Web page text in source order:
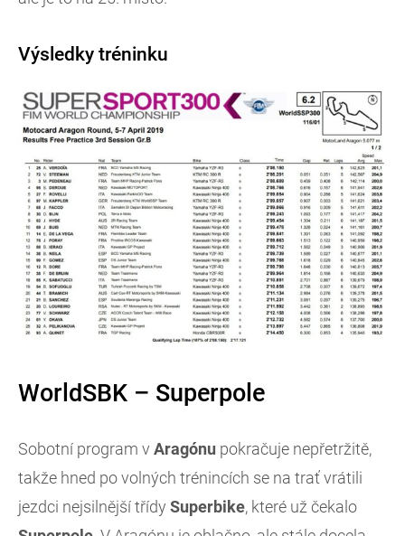
Výsledky tréninku
WorldSBK – Superpole
Sobotní program v Aragónu pokračuje nepřetržitě,
takže hned po volných trénincích se na trať vrátili
jezdci nejsilnější třídy Superbike, které už čekalo